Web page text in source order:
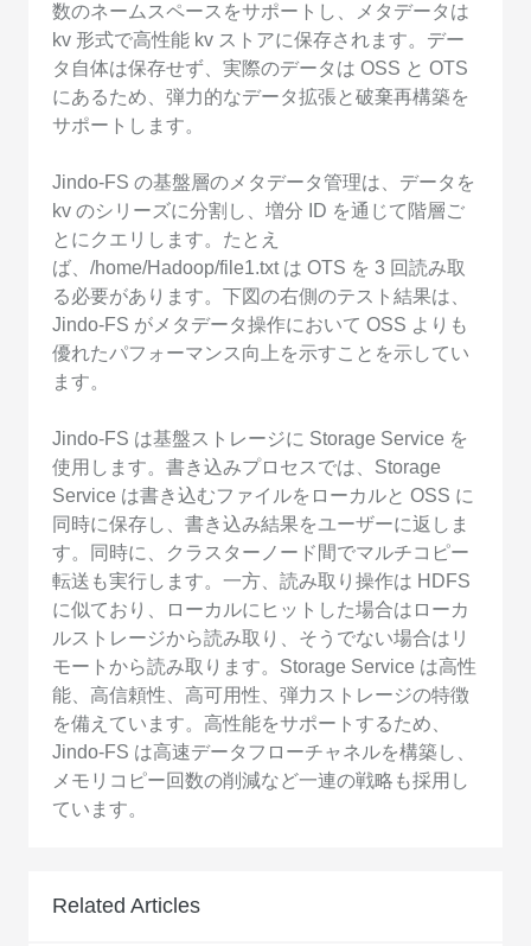
数のネームスペースをサポートし、メタデータは
kv 形式で高性能 kv ストアに保存されます。デー
タ自体は保存せず、実際のデータは OSS と OTS
にあるため、弾力的なデータ拡張と破棄再構築を
サポートします。
Jindo-FS の基盤層のメタデータ管理は、データを
kv のシリーズに分割し、増分 ID を通じて階層ご
とにクエリします。たとえ
ば、/home/Hadoop/file1.txt は OTS を 3 回読み取
る必要があります。下図の右側のテスト結果は、
Jindo-FS がメタデータ操作において OSS よりも
優れたパフォーマンス向上を示すことを示してい
ます。
Jindo-FS は基盤ストレージに Storage Service を
使用します。書き込みプロセスでは、Storage
Service は書き込むファイルをローカルと OSS に
同時に保存し、書き込み結果をユーザーに返しま
す。同時に、クラスターノード間でマルチコピー
転送も実行します。一方、読み取り操作は HDFS
に似ており、ローカルにヒットした場合はローカ
ルストレージから読み取り、そうでない場合はリ
モートから読み取ります。Storage Service は高性
能、高信頼性、高可用性、弾力ストレージの特徴
を備えています。高性能をサポートするため、
Jindo-FS は高速データフローチャネルを構築し、
メモリコピー回数の削減など一連の戦略も採用し
ています。
Related Articles